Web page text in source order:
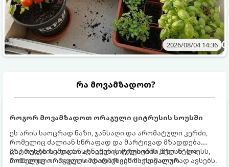
2026/08/04 14:36
რა მოვამზადოთ?
როგორ მოვამზადოთ ორაგული ციტრუსის სოუსში
ეს არის საოცრად ნაზი, ჯანსაღი და არომატული კერძი,
რომელიც ძალიან სწრაფად და მარტივად მზადდება.
ციტრუსებისა და ბოსტნეულის ბულიონში ნელ-ნელა
მოწალული ორაგული ინარჩუნებს მაქსიმალურ
მზა თევზს ზემოდან ასხამენ ციტრუსების „მზიან“ სოუსს,
რომელიც ორაგულის მდიდარ გემოს იდეალურად ავსებს.